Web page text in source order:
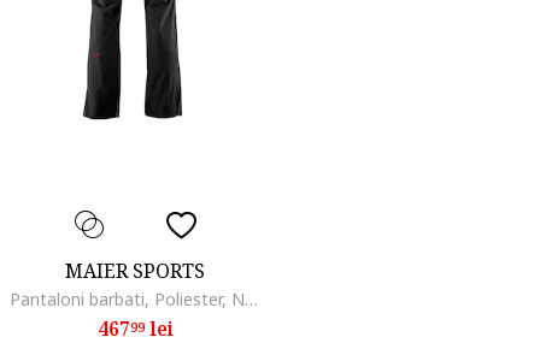
MAIER SPORTS
Pantaloni barbati, Poliester, Negru,
46799lei